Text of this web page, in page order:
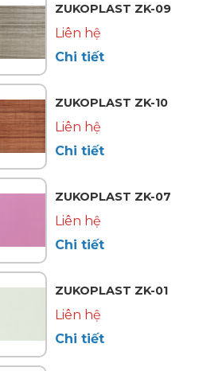
ZUKOPLAST ZK-09
Liên hệ
Chi tiết
ZUKOPLAST ZK-10
Liên hệ
Chi tiết
ZUKOPLAST ZK-07
Liên hệ
Chi tiết
ZUKOPLAST ZK-01
Liên hệ
Chi tiết